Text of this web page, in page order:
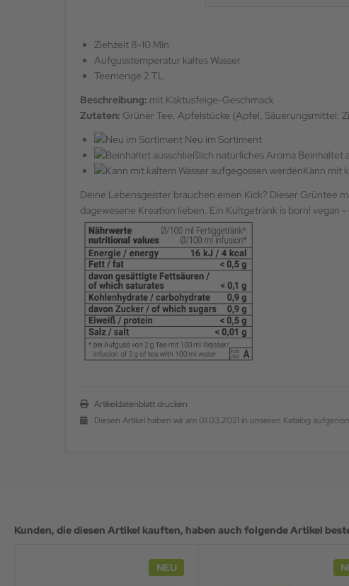
Ziehzeit 8-10 Min
Aufgusstemperatur kaltes Wasser
Teemenge 2 TL
Beschreibung: mit Kaktusfeige-Geschmack
Zutaten: Grüner Tee, Apfelstücke (Apfel, Säuerungsmittel:
Neu im Sortiment
Beinhaltet
Kann mit
Deine Lebensgeister brauchen einen Kick? Dieser Grüntee
dagewesene Kreation lieben. Ein Kultgetränk is born! vegan
Artikeldatenblatt drucken
Diesen Artikel haben wir am 01.03.2021 in unseren Katalog
Kunden, die diesen Artikel kauften, haben auch folgende Artikel
NEU